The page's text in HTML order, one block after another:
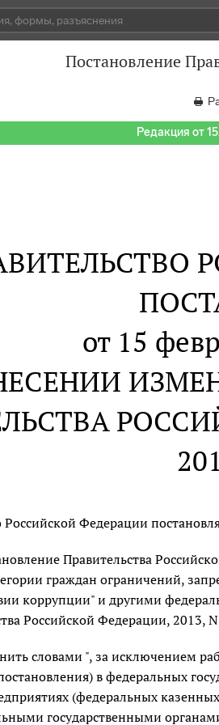
Постановление
Редакция от
от 15
Российской Федерации
Правительства
граждан ограничений,
коррупции" и другими
Российской Федерации, 2013,
словами ", за исключением
в федеральных
(федеральных
государственными